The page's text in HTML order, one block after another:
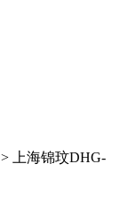
> 上海锦玟DHG-